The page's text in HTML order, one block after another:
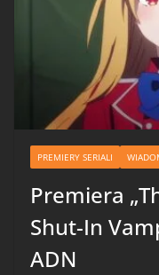
PREMIERY SERIALI
Premiera
Shut-In
ADN